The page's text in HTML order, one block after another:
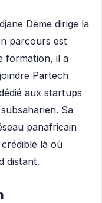
Dème dirige la
parcours est
formation, il a
Partech
aux startups
Sa
panafricain
là où
distant.